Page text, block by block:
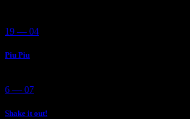
19 — 04
Piu Piu
6 — 07
Shake it out!